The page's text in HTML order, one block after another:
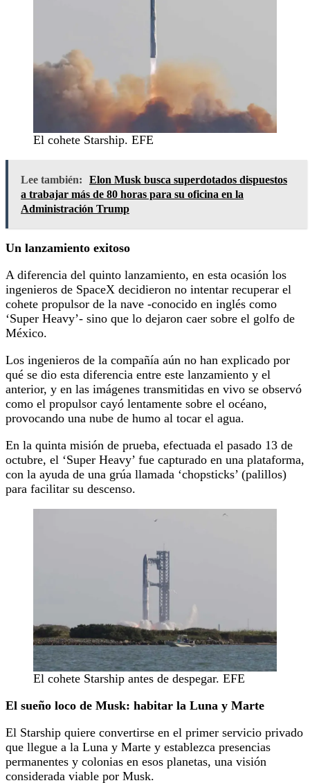
El cohete Starship. EFE
Lee también:
Elon Musk busca superdotados dispuestos
a trabajar más de 80 horas para su oficina en la
Administración Trump
Un lanzamiento exitoso
A diferencia del quinto lanzamiento, en esta ocasión los
ingenieros de SpaceX decidieron no intentar recuperar el
cohete propulsor de la nave -conocido en inglés como
‘Super Heavy’- sino que lo dejaron caer sobre el golfo de
México.
Los ingenieros de la compañía aún no han explicado por
qué se dio esta diferencia entre este lanzamiento y el
anterior, y en las imágenes transmitidas en vivo se observó
como el propulsor cayó lentamente sobre el océano,
provocando una nube de humo al tocar el agua.
En la quinta misión de prueba, efectuada el pasado 13 de
octubre, el ‘Super Heavy’ fue capturado en una plataforma,
con la ayuda de una grúa llamada ‘chopsticks’ (palillos)
para facilitar su descenso.
El cohete Starship antes de despegar. EFE
El sueño loco de Musk: habitar la Luna y Marte
El Starship quiere convertirse en el primer servicio privado
que llegue a la Luna y Marte y establezca presencias
permanentes y colonias en esos planetas, una visión
considerada viable por Musk.